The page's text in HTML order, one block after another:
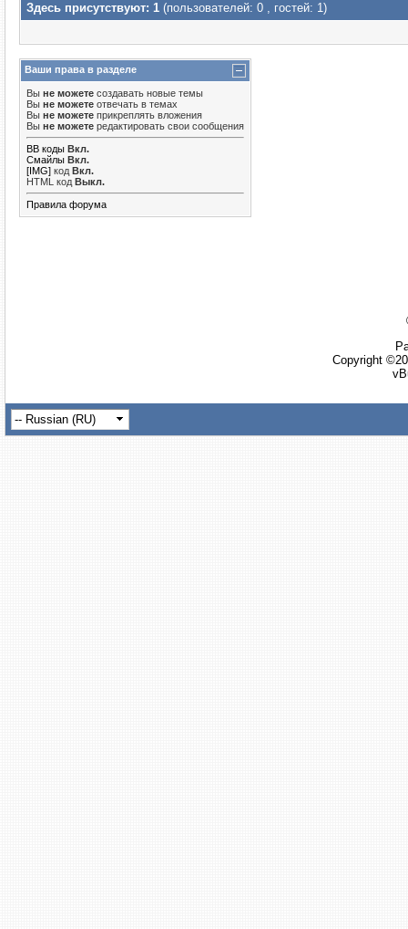
Здесь присутствуют: 1 (пользователей: 0 , гостей: 1)
Ваши права в разделе
Вы не можете создавать новые темы
Вы не можете отвечать в темах
Вы не можете прикреплять вложения
Вы не можете редактировать свои сообщения
BB коды Вкл.
Смайлы Вкл.
[IMG] код Вкл.
HTML код Выкл.
Правила форума
Copyright